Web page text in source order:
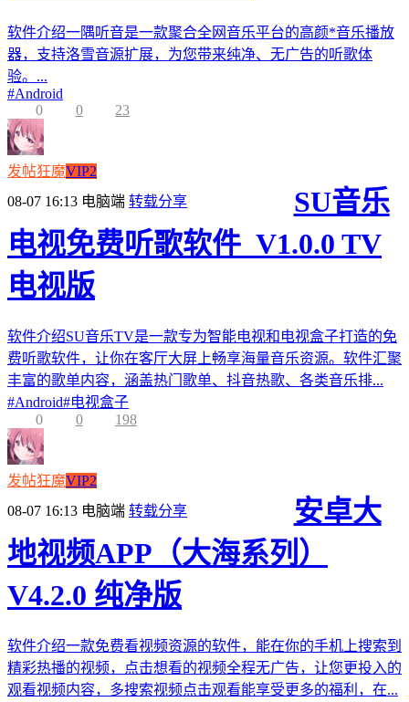
软件介绍一隅听音是一款聚合全网音乐平台的高颜*音乐播放
器，支持洛雪音源扩展，为您带来纯净、无广告的听歌体
验。...
#Android
0
0 23
发帖狂魔VIP2
08-07 16:13 电脑端 转载分享
SU音乐
电视免费听歌软件_V1.0.0 TV
电视版
软件介绍SU音乐TV是一款专为智能电视和电视盒子打造的免
费听歌软件，让你在客厅大屏上畅享海量音乐资源。软件汇聚
丰富的歌单内容，涵盖热门歌单、抖音热歌、各类音乐排...
#Android#电视盒子
0
0 198
发帖狂魔VIP2
08-07 16:13 电脑端 转载分享
安卓大
地视频APP（大海系列）
V4.2.0 纯净版
软件介绍一款免费看视频资源的软件，能在你的手机上搜索到
精彩热播的视频，点击想看的视频全程无广告，让您更投入的
观看视频内容，多搜索视频点击观看能享受更多的福利，在...